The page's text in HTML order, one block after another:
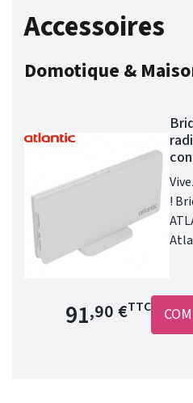
Accessoires
Domotique &
! Bridge Cozytouch de
pas
Prix de base
91,90 €TTC